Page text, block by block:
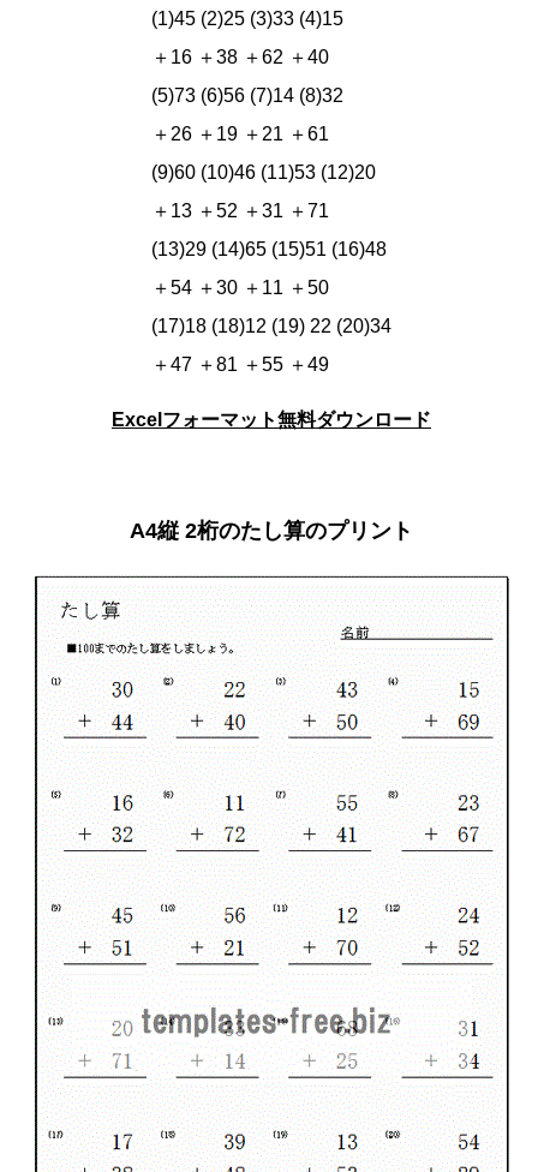
(1)45 (2)25 (3)33 (4)15
＋16 ＋38 ＋62 ＋40
(5)73 (6)56 (7)14 (8)32
＋26 ＋19 ＋21 ＋61
(9)60 (10)46 (11)53 (12)20
＋13 ＋52 ＋31 ＋71
(13)29 (14)65 (15)51 (16)48
＋54 ＋30 ＋11 ＋50
(17)18 (18)12 (19) 22 (20)34
＋47 ＋81 ＋55 ＋49
Excelフォーマット無料ダウンロード
A4縦 2桁のたし算のプリント